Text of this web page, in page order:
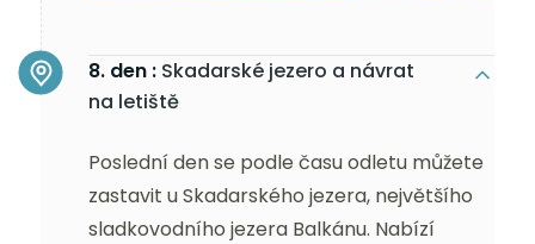
8. den : Skadarské jezero a návrat
na letiště
Poslední den se podle času odletu můžete
zastavit u Skadarského jezera, největšího
sladkovodního jezera Balkánu. Nabízí